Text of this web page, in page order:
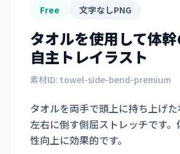
Free 文字なしPNG
タオルを使用して体
自主トレイラスト
素材ID: towel-side-bend-premium
タオルを両手で頭上に持ち上げ
左右に倒す側屈ストレッチです
性向上に効果的です。